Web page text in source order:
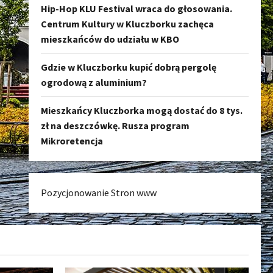
Hip-Hop KLU Festival wraca do głosowania.
Centrum Kultury w Kluczborku zachęca
mieszkańców do udziału w KBO
Gdzie w Kluczborku kupić dobrą pergolę
ogrodową z aluminium?
Mieszkańcy Kluczborka mogą dostać do 8 tys.
zł na deszczówkę. Rusza program
Mikroretencja
Pozycjonowanie Stron www